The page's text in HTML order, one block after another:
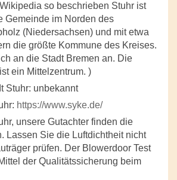
so beschrieben Stuhr ist
Gemeinde im Norden des
(Niedersachsen) und mit etwa
die größte Kommune des Kreises.
an die Stadt Bremen an. Die
ein Mittelzentrum. )
Stuhr: unbekannt
https://www.syke.de/
unsere Gutachter finden die
Lassen Sie die Luftdichtheit nicht
prüfen. Der Blowerdoor Test
der Qualitätssicherung beim